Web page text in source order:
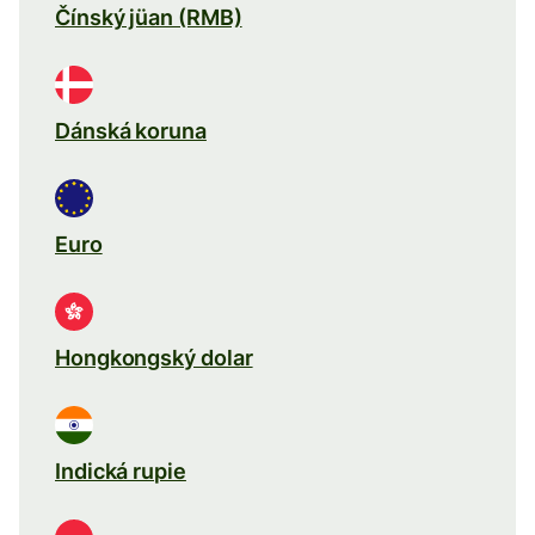
Čínský jüan (RMB)
Dánská koruna
Euro
Hongkongský dolar
Indická rupie